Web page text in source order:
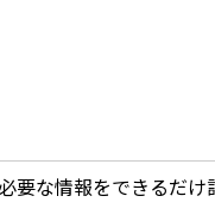
要な情報をできるだけ